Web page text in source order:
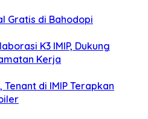
Gratis di Bahodopi
K3 IMIP, Dukung
Kerja
di IMIP Terapkan